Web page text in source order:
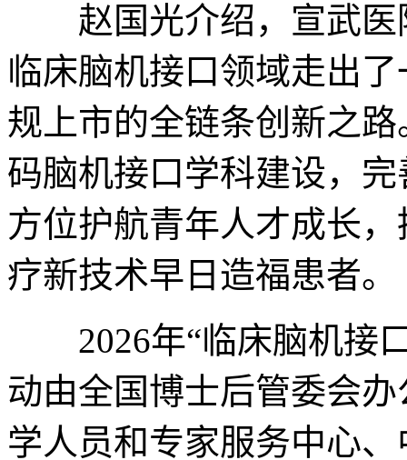
赵国光介绍，宣武医
临床脑机接口领域走出
规上市的全链条创新之
码脑机接口学科建设，
方位护航青年人才成长
疗新技术早日造福患者。
2026年“临床脑机接口
动由全国博士后管委会
学人员和专家服务中心